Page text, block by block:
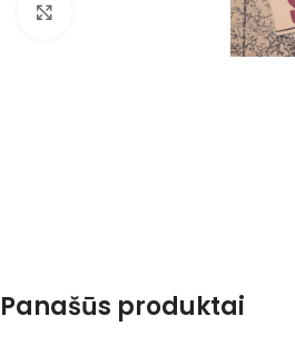
Spustelėkite, kad padidintumėte
Panašūs produktai